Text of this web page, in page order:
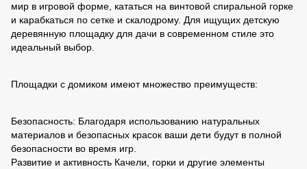
мир в игровой форме, кататься на винтовой спиральной горке
и карабкаться по сетке и скалодрому. Для ищущих детскую
деревянную площадку для дачи в современном стиле это
идеальный выбор.
Площадки с домиком имеют множество преимуществ:
Безопасность: Благодаря использованию натуральных
материалов и безопасных красок ваши дети будут в полной
безопасности во время игр.
Развитие и активность Качели, горки и другие элементы